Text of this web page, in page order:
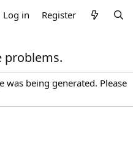
Log in Register
problems.
being generated. Please